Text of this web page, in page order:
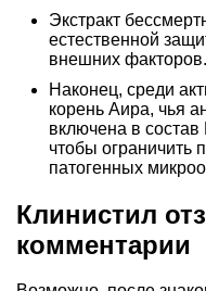
Экстракт
естественной
внешних факторов.
Наконец, среди
корень Аира, чья
включена в состав
чтобы ограничить
патогенных
Клинистил
комментарии